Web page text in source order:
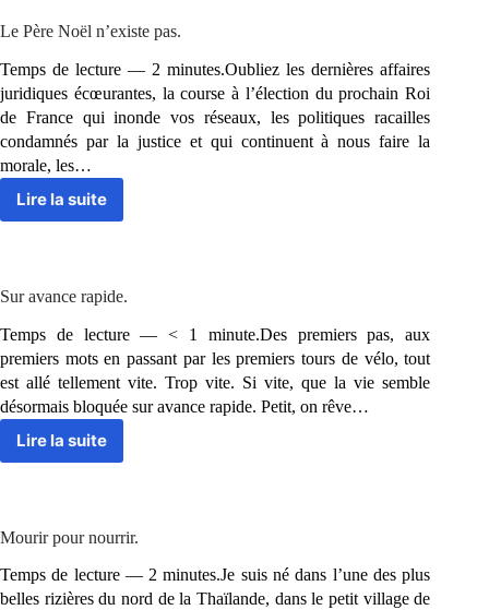
Le Père Noël n’existe pas.
Temps de lecture — 2 minutes.Oubliez les dernières affaires
juridiques écœurantes, la course à l’élection du prochain Roi
de France qui inonde vos réseaux, les politiques racailles
condamnés par la justice et qui continuent à nous faire la
morale, les…
Lire la suite
Le
pas.
Sur avance rapide.
Temps de lecture — < 1 minute.Des premiers pas, aux
premiers mots en passant par les premiers tours de vélo, tout
est allé tellement vite. Trop vite. Si vite, que la vie semble
désormais bloquée sur avance rapide. Petit, on rêve…
Lire la suite
Sur
avance
Mourir pour nourrir.
Temps de lecture — 2 minutes.Je suis né dans l’une des plus
belles rizières du nord de la Thaïlande, dans le petit village de